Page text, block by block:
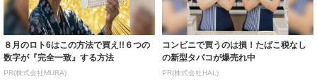
８月のロト6はこの方法で買え!!６つの
数字が『完全一致』する方法
PR(株式会社MURA)
コンビニで買うのは損！たばこ税なし
の新型タバコが爆売れ中
PR(株式会社HAL)